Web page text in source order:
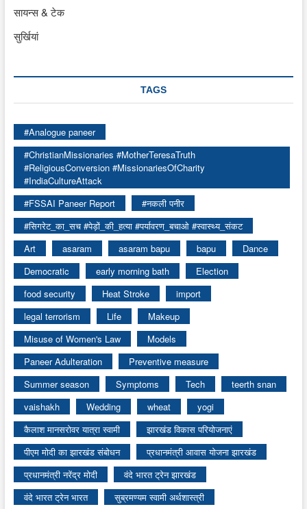
सायन्स & टेक
सुर्खियां
TAGS
#Analogue paneer
#ChristianMissionaries #MotherTeresaTruth
#ReligiousConversion #MissionariesOfCharity
#IndiaCultureAttack
#FSSAI Paneer Report
#नकली पनीर
#सिगरेट_का_सच #पेड़ों_की_हत्या #पर्यावरण_बचाओ #स्वास्थ्य_संकट
Art
asaram asaram bapu bapu
Dance
Democratic
early morning bath
Election
food security
Heat Stroke
import
legal terrorism
Life
Makeup
Misuse of Women's Law
Models
Paneer Adulteration
Preventive measure
Summer season
Symptoms Tech
teerth snan
vaishakh
Wedding wheat
yogi
कैलाश मानसरोवर यात्रा स्वामी
झारखंड विकास परियोजनाएं
पीएम मोदी का झारखंड संबोधन
प्रधानमंत्री आवास योजना झारखंड
प्रधानमंत्री नरेंद्र मोदी
वंदे भारत ट्रेन झारखंड
वंदे भारत ट्रेन भारत
सुब्रमण्यम स्वामी अर्थशास्त्री